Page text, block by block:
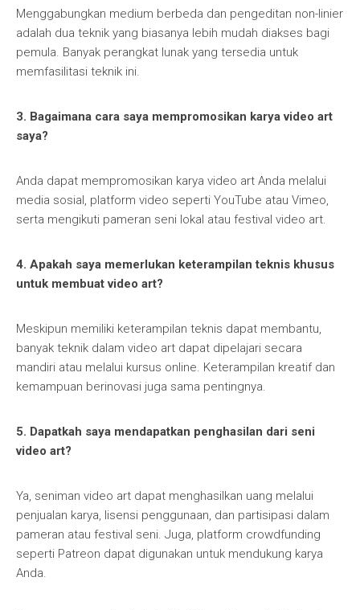
Menggabungkan medium berbeda dan pengeditan non-linier
adalah dua teknik yang biasanya lebih mudah diakses bagi
pemula. Banyak perangkat lunak yang tersedia untuk
memfasilitasi teknik ini.
3. Bagaimana cara saya mempromosikan karya video art
saya?
Anda dapat mempromosikan karya video art Anda melalui
media sosial, platform video seperti YouTube atau Vimeo,
serta mengikuti pameran seni lokal atau festival video art.
4. Apakah saya memerlukan keterampilan teknis khusus
untuk membuat video art?
Meskipun memiliki keterampilan teknis dapat membantu,
banyak teknik dalam video art dapat dipelajari secara
mandiri atau melalui kursus online. Keterampilan kreatif dan
kemampuan berinovasi juga sama pentingnya.
5. Dapatkah saya mendapatkan penghasilan dari seni
video art?
Ya, seniman video art dapat menghasilkan uang melalui
penjualan karya, lisensi penggunaan, dan partisipasi dalam
pameran atau festival seni. Juga, platform crowdfunding
seperti Patreon dapat digunakan untuk mendukung karya
Anda.